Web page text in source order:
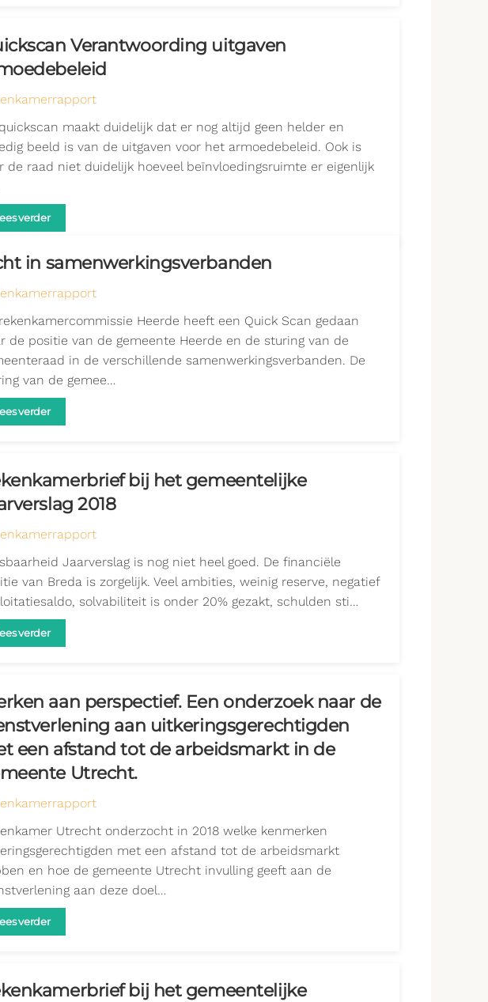
Verantwoording uitgaven
maakt duidelijk dat er nog altijd geen helder en
beeld is van de uitgaven voor het armoedebeleid. Ook is
de raad niet duidelijk hoeveel beïnvloedingsruimte er eigenlijk
verder
in samenwerkingsverbanden
Heerde heeft een Quick Scan gedaan
de positie van de gemeente Heerde en de sturing van de
in de verschillende samenwerkingsverbanden. De
van de gemee…
verder
bij het gemeentelijke
2018
Jaarverslag is nog niet heel goed. De financiële
van Breda is zorgelijk. Veel ambities, weinig reserve, negatief
solvabiliteit is onder 20% gezakt, schulden sti…
verder
aan perspectief. Een onderzoek naar de
aan uitkeringsgerechtigden
een afstand tot de arbeidsmarkt in de
Utrecht.
Utrecht onderzocht in 2018 welke kenmerken
met een afstand tot de arbeidsmarkt
en hoe de gemeente Utrecht invulling geeft aan de
aan deze doel…
verder
bij het gemeentelijke